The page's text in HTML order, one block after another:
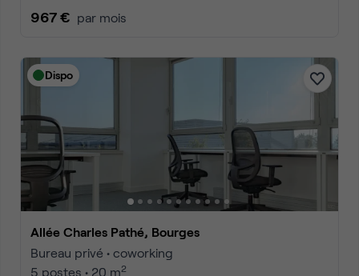
967 € par mois
Dispo
Allée Charles Pathé, Bourges
Bureau privé • coworking
5 postes • 20 m2